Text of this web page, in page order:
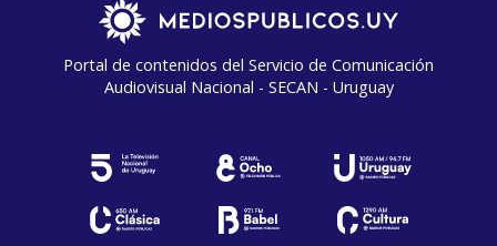
Portal de contenidos del Servicio de Comunicación
Audiovisual Nacional - SECAN - Uruguay